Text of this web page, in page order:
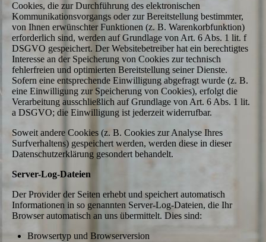
Cookies, die zur Durchführung des elektronischen
Kommunikationsvorgangs oder zur Bereitstellung bestimmter,
von Ihnen erwünschter Funktionen (z. B. Warenkorbfunktion)
erforderlich sind, werden auf Grundlage von Art. 6 Abs. 1 lit. f
DSGVO gespeichert. Der Websitebetreiber hat ein berechtigtes
Interesse an der Speicherung von Cookies zur technisch
fehlerfreien und optimierten Bereitstellung seiner Dienste.
Sofern eine entsprechende Einwilligung abgefragt wurde (z. B.
eine Einwilligung zur Speicherung von Cookies), erfolgt die
Verarbeitung ausschließlich auf Grundlage von Art. 6 Abs. 1 lit.
a DSGVO; die Einwilligung ist jederzeit widerrufbar.
Soweit andere Cookies (z. B. Cookies zur Analyse Ihres
Surfverhaltens) gespeichert werden, werden diese in dieser
Datenschutzerklärung gesondert behandelt.
Server-Log-Dateien
Der Provider der Seiten erhebt und speichert automatisch
Informationen in so genannten Server-Log-Dateien, die Ihr
Browser automatisch an uns übermittelt. Dies sind:
Browsertyp und Browserversion